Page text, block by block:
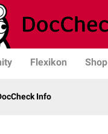
Flexikon Shop
Info